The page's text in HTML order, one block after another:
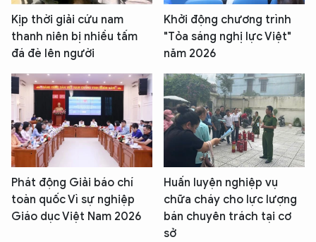
Kịp thời giải cứu nam
thanh niên bị nhiều tấm
đá đè lên người
Khởi động chương trình
"Tỏa sáng nghị lực Việt"
năm 2026
Phát động Giải báo chí
toàn quốc Vì sự nghiệp
Giáo dục Việt Nam 2026
Huấn luyện nghiệp vụ
chữa cháy cho lực lượng
bán chuyên trách tại cơ
sở